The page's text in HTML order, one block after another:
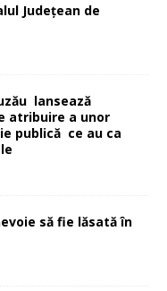
Județean de
lansează
atribuire a unor
publică ce au ca
să fie lăsată în